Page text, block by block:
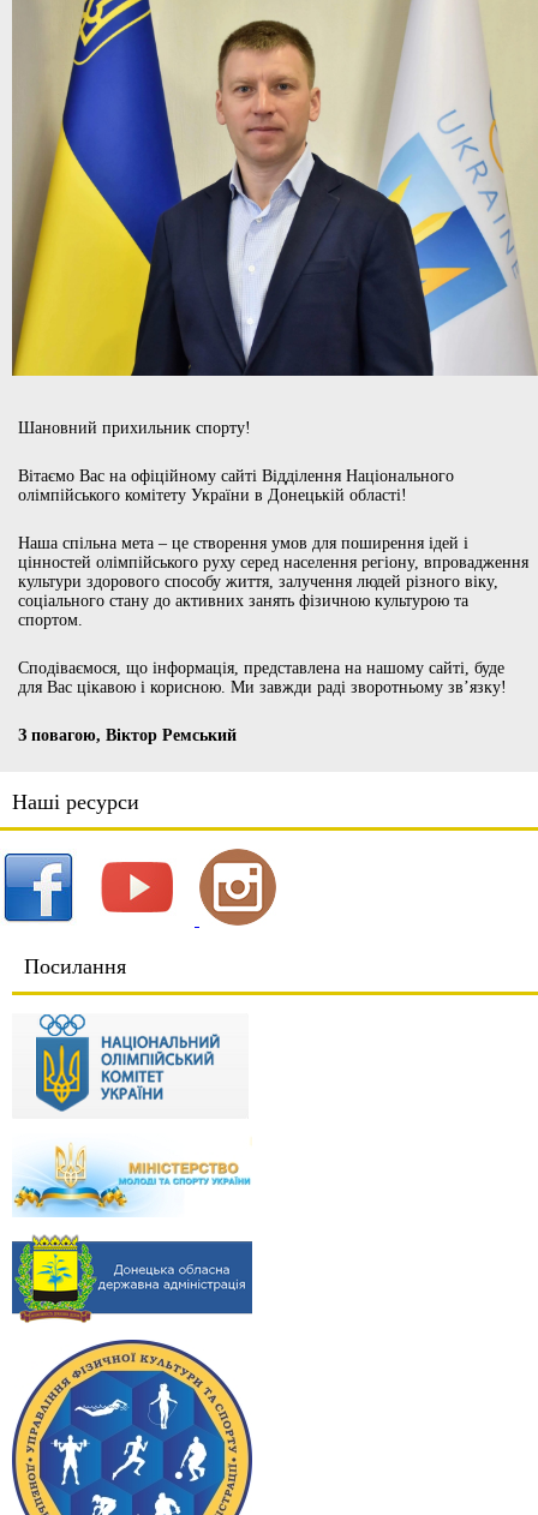
Шановний прихильник спорту!
Вітаємо Вас на офіційному сайті Відділення Національного
олімпійського комітету України в Донецькій області!
Наша спільна мета – це створення умов для поширення ідей і
цінностей олімпійського руху серед населення регіону, впровадження
культури здорового способу життя, залучення людей різного віку,
соціального стану до активних занять фізичною культурою та
спортом.
Сподіваємося, що інформація, представлена на нашому сайті, буде
для Вас цікавою і корисною. Ми завжди раді зворотньому зв’язку!
З повагою, Віктор Ремський
Наші ресурси
Посилання